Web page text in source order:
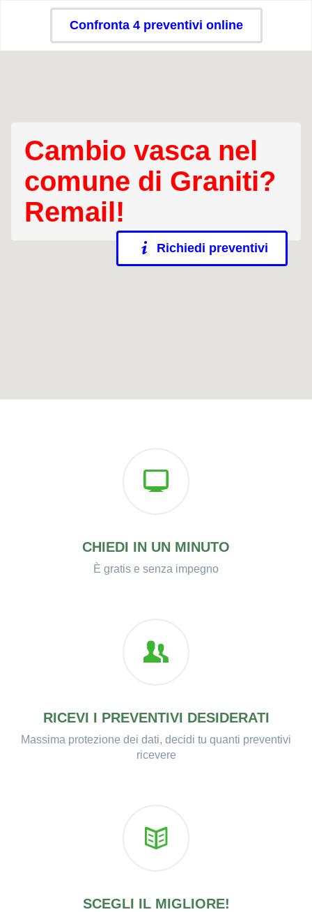
Confronta 4 preventivi online
Cambio vasca nel
comune di Graniti?
Remail!
Richiedi preventivi
CHIEDI IN UN MINUTO
È gratis e senza impegno
RICEVI I PREVENTIVI DESIDERATI
Massima protezione dei dati, decidi tu quanti preventivi
ricevere
SCEGLI IL MIGLIORE!